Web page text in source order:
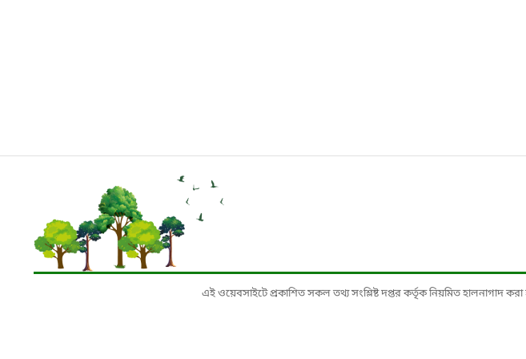
এই ওয়েবসাইটে প্রকাশিত সকল তথ্য সংশ্লিষ্ট দপ্তর কর্তৃক নিয়মিত হালনাগাদ করা